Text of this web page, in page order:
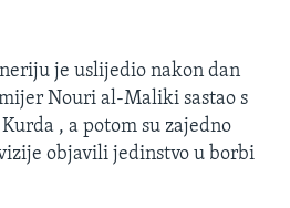
je uslijedio nakon dan
Nouri al-Maliki sastao s
, a potom su zajedno
objavili jedinstvo u borbi